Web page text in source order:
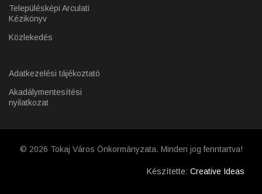
Településképi Arculati
Kézikönyv
Közlekedés
Adatkezelési tájékoztató
Akadálymentesítési
nyilatkozat
© 2026 Tokaj Város Önkormányzata. Minden jog fenntartva!
Készítette: Creative Ideas